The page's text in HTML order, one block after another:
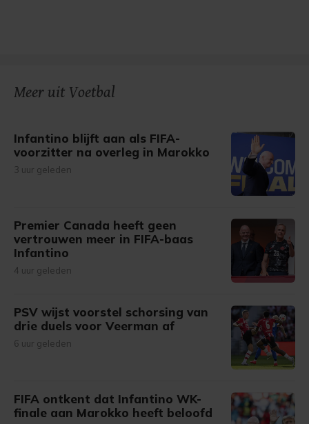
Meer uit Voetbal
Infantino blijft aan als FIFA-
voorzitter na overleg in Marokko
3 uur geleden
Premier Canada heeft geen
vertrouwen meer in FIFA-baas
Infantino
4 uur geleden
PSV wijst voorstel schorsing van
drie duels voor Veerman af
6 uur geleden
FIFA ontkent dat Infantino WK-
finale aan Marokko heeft beloofd